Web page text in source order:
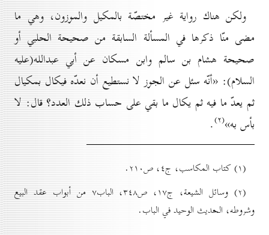
ولكن هناك رواية غير مختصّة بالمكيل والموزون، وهي ما
مضى منّا ذكرها في المسألة السابقة من صحيحة الحلبي أو
صحيحة هشام بن سالم وابن مسكان عن أبي عبدالله(عليه
السلام): «أنّه سئل عن الجوز لا نستطيع أن نعدّه فيكال بمكيال
ثم يعدّ ما فيه ثم يكال ما بقي على حساب ذلك العدد؟ قال: لا
بأس به»(۲) .
(۱) کتاب المكاسب، ج٤، ص۲۱٠.
(۲) وسائل الشيعة، ج۱۷، ص۳٤۸، الباب۷ من أبواب عقد البيع
وشروطه، الحديث الوحيد في الباب.